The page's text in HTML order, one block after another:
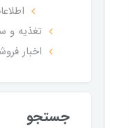
تغذیه و
اخبار
جستجو